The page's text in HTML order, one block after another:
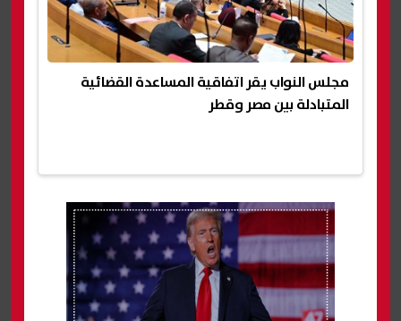
مجلس النواب يقر اتفاقية المساعدة القضائية
المتبادلة بين مصر وقطر